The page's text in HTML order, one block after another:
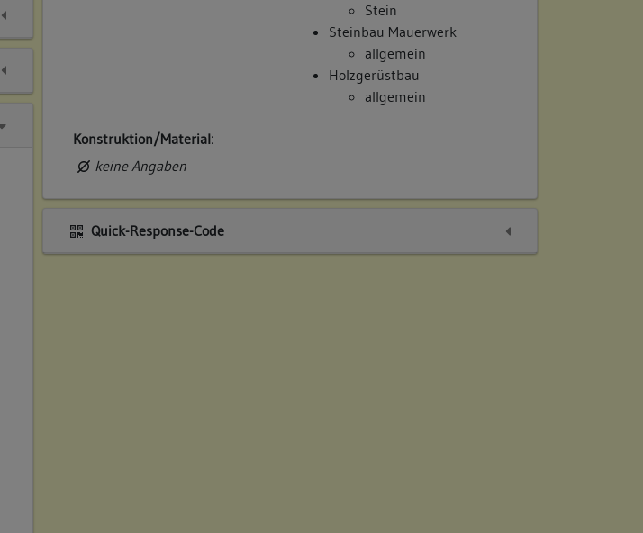
Stein
Steinbau Mauerwerk
allgemein
Holzgerüstbau
allgemein
Konstruktion/Material:
keine Angaben
Quick-Response-Code